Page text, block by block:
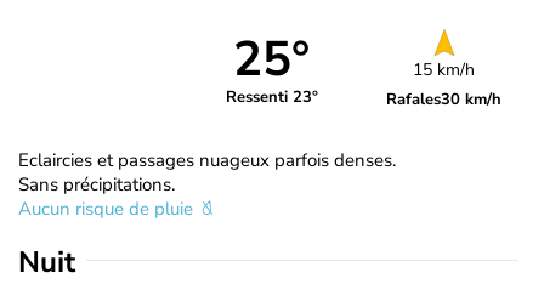
25°
Ressenti 23°
15 km/h
Rafales30 km/h
Eclaircies et passages nuageux parfois denses.
Sans précipitations.
Aucun risque de pluie
Nuit